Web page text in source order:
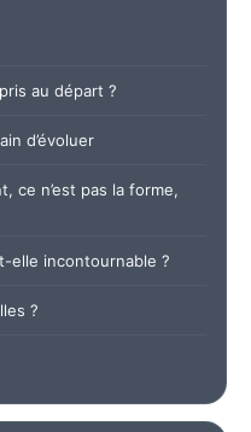
au départ ?
d’évoluer
ce n’est pas la forme,
elle incontournable ?
?